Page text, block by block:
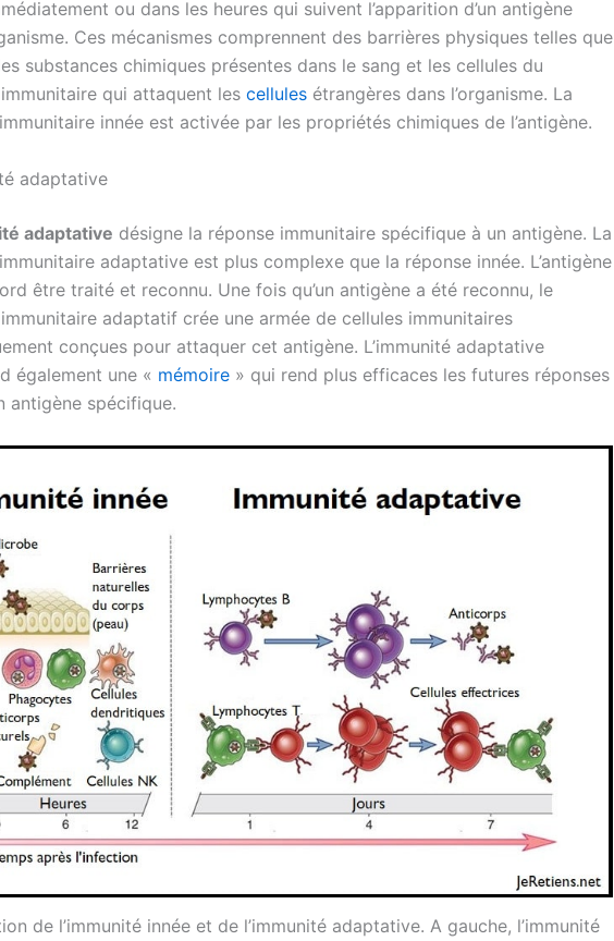
ou dans les heures qui suivent l’apparition d’un antigène
Ces mécanismes comprennent des barrières physiques telles que
substances chimiques présentes dans le sang et les cellules du
qui attaquent les cellules étrangères dans l’organisme. La
innée est activée par les propriétés chimiques de l’antigène.
adaptative
adaptative désigne la réponse immunitaire spécifique à un antigène. La
adaptative est plus complexe que la réponse innée. L’antigène
être traité et reconnu. Une fois qu’un antigène a été reconnu, le
adaptatif crée une armée de cellules immunitaires
conçues pour attaquer cet antigène. L’immunité adaptative
également une « mémoire » qui rend plus efficaces les futures réponses
antigène spécifique.
de l’immunité innée et de l’immunité adaptative. A gauche, l’immunité